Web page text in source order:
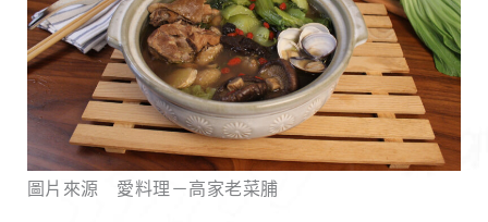
圖片來源 愛料理－高家老菜脯